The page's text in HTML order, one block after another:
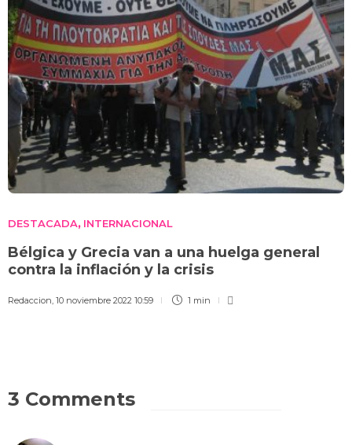
DESTACADA, INTERNACIONAL
Bélgica y Grecia van a una huelga general
contra la inflación y la crisis
Redaccion 10 noviembre 2022 10:59 1 min
3 Comments